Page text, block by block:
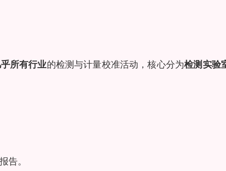
所有行业的检测与计量校准活动，核心分为检测实验
告。